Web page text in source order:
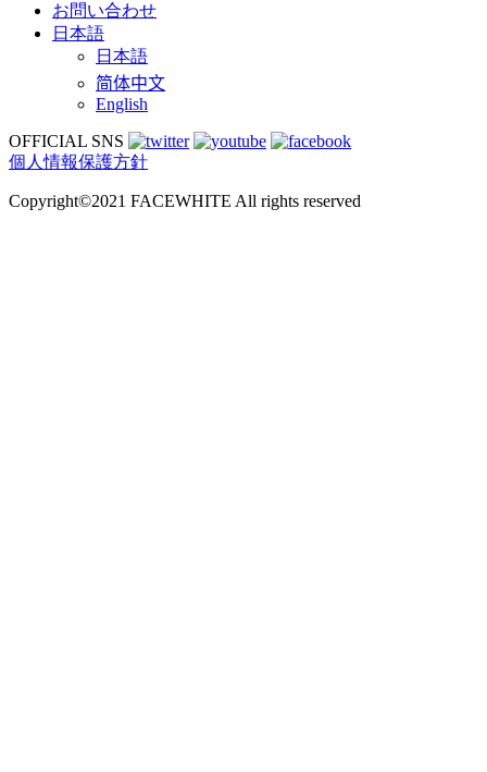
お問い合わせ
日本語
日本語
简体中文
English
OFFICIAL SNS
個人情報保護方針
Copyright©2021 FACEWHITE All rights reserved